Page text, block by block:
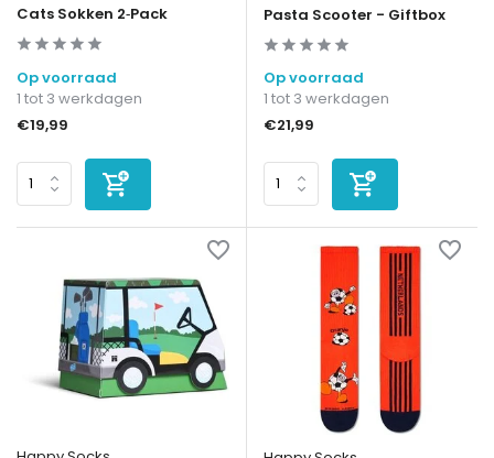
Cats Sokken 2‑Pack
Op voorraad
1 tot 3 werkdagen
€19,99
Pasta Scooter - Giftbox
Op voorraad
1 tot 3 werkdagen
€21,99